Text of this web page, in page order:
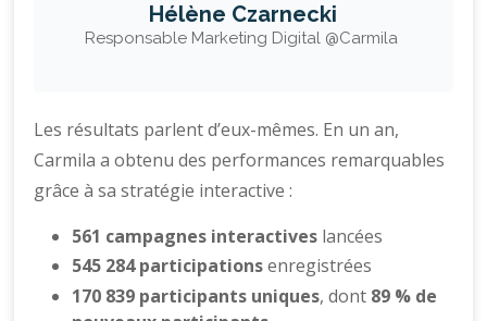
Hélène Czarnecki
Responsable Marketing Digital @Carmila
Les résultats parlent d’eux-mêmes. En un an,
Carmila a obtenu des performances remarquables
grâce à sa stratégie interactive :
561 campagnes interactives lancées
545 284 participationsenregistrées
170 839 participants uniques, dont 89 % de